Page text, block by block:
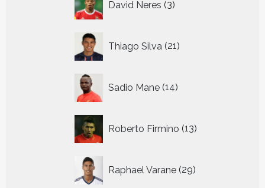
David Neres 3
producten
Thiago Silva 21
producten
Sadio Mane 14
producten
Roberto Firmino 13
producten
Raphael Varane 29
producten